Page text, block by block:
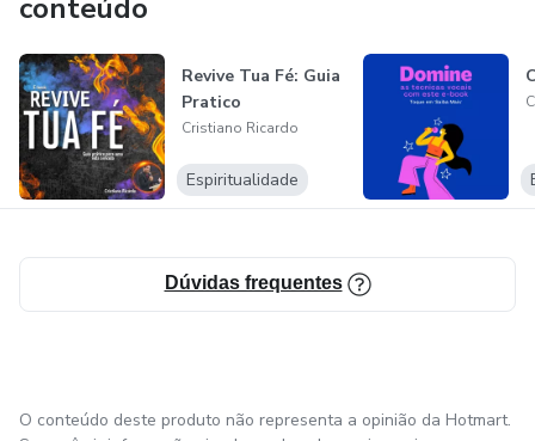
conteúdo
Revive Tua Fé: Guia
Pratico
Cristiano Ricardo
Espiritualidade
Dúvidas frequentes
O conteúdo deste produto não representa a opinião da Hotmart.